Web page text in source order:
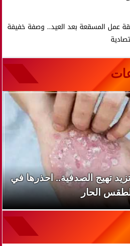
عمل المسقعة بعد العيد.. وصفة خفيفة
تهيج الصدفية.. احذرها في
الحار